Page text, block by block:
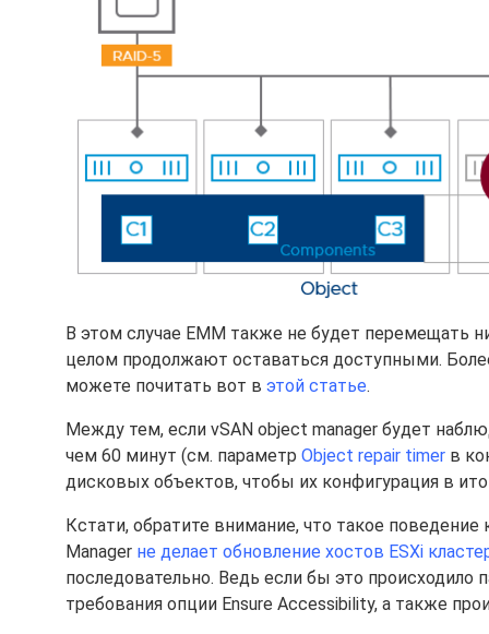
В этом случае EMM также не будет перемещать
целом продолжают оставаться доступными.
можете почитать вот в этой статье.
Между тем, если vSAN object manager будет
чем 60 минут (см. параметр Object repair timer в
дисковых объектов, чтобы их конфигурация в
Кстати, обратите внимание, что такое поведение
Manager не делает обновление хостов ESXi
последовательно. Ведь если бы это
требования опции Ensure Accessibility, а также